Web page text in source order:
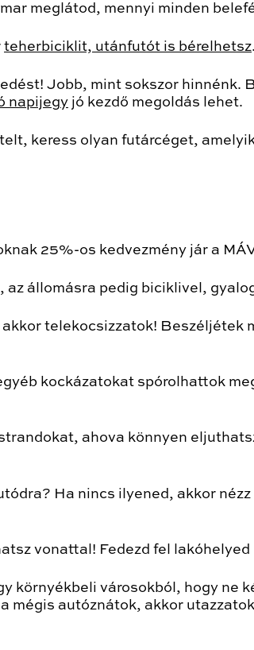
meglátod, mennyi minden
teherbiciklit, utánfutót is bérelhetsz.
Jobb, mint sokszor hinnénk.
napijegy jó kezdő megoldás lehet.
keress olyan futárcéget,
25%-os kedvezmény jár a
állomásra pedig biciklivel,
telekocsizzatok! Beszéljétek
kockázatokat spórolhattok
ahova könnyen
Ha nincs ilyened, akkor
vonattal! Fedezd fel
környékbeli városokból, hogy ne
mégis autóznátok, akkor